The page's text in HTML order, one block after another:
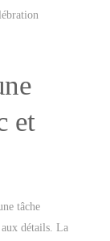
et
tâche
détails. La